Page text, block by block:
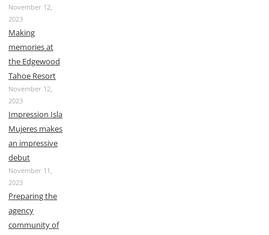
November 12,
2023
Making
memories at
the Edgewood
Tahoe Resort
November 12,
2023
Impression Isla
Mujeres makes
an impressive
debut
November 11,
2023
Preparing the
agency
community of